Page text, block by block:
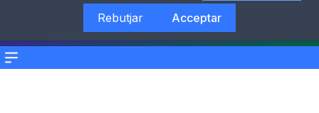
Menu
Rebutjar
Acceptar